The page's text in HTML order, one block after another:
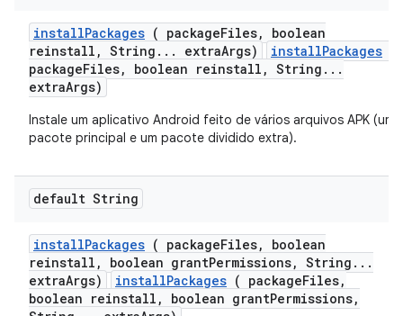
installPackages ( packageFiles,
boolean
reinstall , String . . . extraArgs) installPackages
packageFiles, boolean reinstall, String...
extraArgs)
Instale um aplicativo Android feito de vários arquivos APK (um
pacote principal e um pacote dividido extra).
default String
installPackages ( packageFiles,
boolean
reinstall , boolean grantPermissions, String . . .
extraArgs) installPackages ( packageFiles,
boolean reinstall, boolean grantPermissions,